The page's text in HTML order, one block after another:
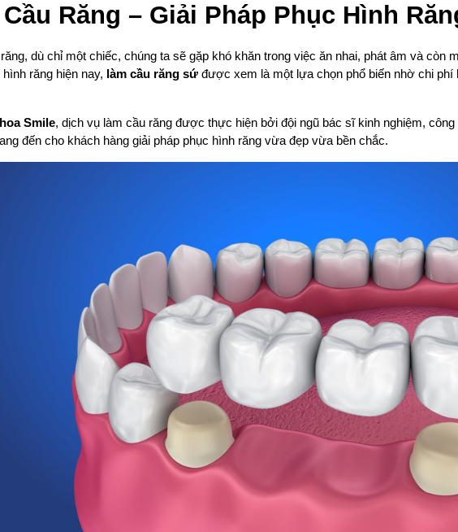
Răng – Giải Pháp Phục Hình
dù chỉ một chiếc, chúng ta sẽ gặp khó khăn trong việc ăn nhai, phát âm và còn
hình răng hiện nay, làm cầu răng sứ được xem là một lựa chọn phổ biến nhờ chi phí
Smile, dịch vụ làm cầu răng được thực hiện bởi đội ngũ bác sĩ kinh nghiệm,
đến cho khách hàng giải pháp phục hình răng vừa đẹp vừa bền chắc.